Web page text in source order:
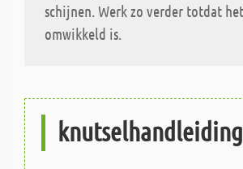
schijnen. Werk zo verder totdat het
omwikkeld is.